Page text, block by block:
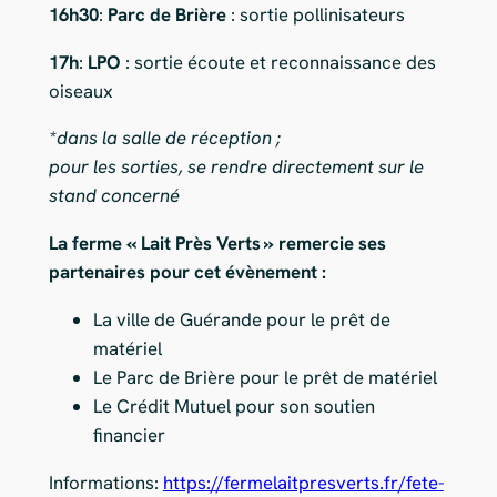
16h30: Parc de Brière: sortie pollinisateurs
17h: LPO : sortie écoute et reconnaissance des
oiseaux
*dans la salle de réception ;
pour les sorties, se rendre directement sur le
stand concerné
La ferme « Lait Près Verts » remercie ses
partenaires pour cet évènement :
La ville de Guérande pour le prêt de
matériel
Le Parc de Brière pour le prêt de matériel
Le Crédit Mutuel pour son soutien
financier
Informations: https://fermelaitpresverts.fr/fete-